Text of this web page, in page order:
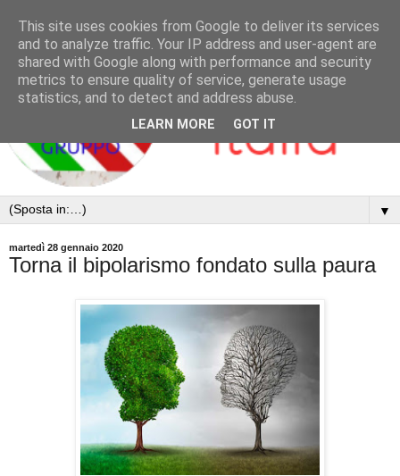
▼
martedì 28 gennaio 2020
Torna il bipolarismo fondato sulla paura
This site uses cookies from Google to deliver its services
and to analyze traffic. Your IP address and user-agent are
shared with Google along with performance and security
metrics to ensure quality of service, generate usage
statistics, and to detect and address abuse.
LEARN MORE GOT IT